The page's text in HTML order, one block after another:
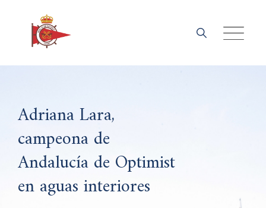
content
Adriana Lara,
campeona de
Andalucía de Optimist
en aguas interiores